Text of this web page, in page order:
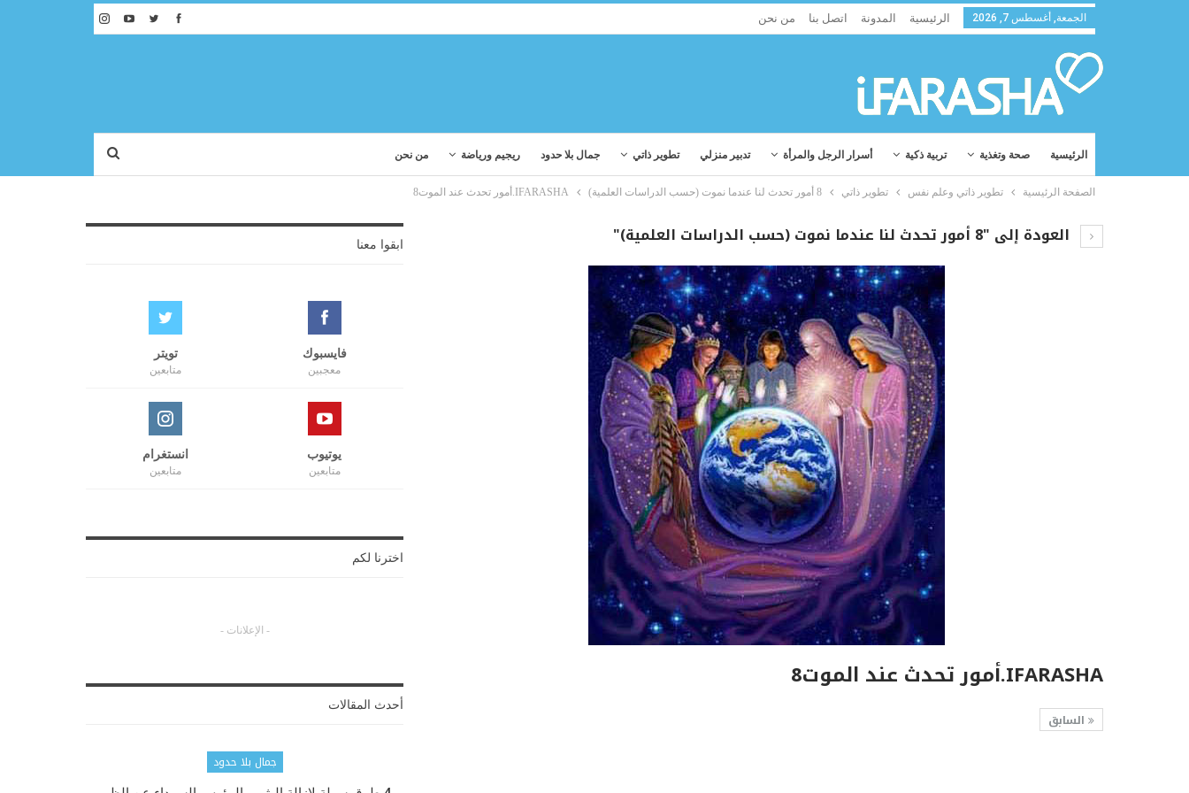
الجمعة, أغسطس 7, 2026 الرئيسية المدونة اتصل بنا من نحن
الرئيسية صحة وتغذية تربية ذكية أسرار الرجل والمرأة تدبير منزلي تطوير ذاتي جمال بلا حدود ريجيم ورياضة من نحن
الصفحة الرئيسية تطوير ذاتي وعلم نفس تطوير ذاتي 8 أمور تحدث لنا عندما نموت (حسب الدراسات العلمية) IFARASHA.أمور تحدث عند الموت8
العودة إلى "8 أمور تحدث لنا عندما نموت (حسب الدراسات العلمية)"
IFARASHA.أمور تحدث عند الموت8
السابق
ابقوا معنا
فايسبوك
معجبين
تويتر
متابعين
يوتيوب
متابعين
انستغرام
متابعين
اخترنا لكم
- الإعلانات -
أحدث المقالات
جمال بلا حدود